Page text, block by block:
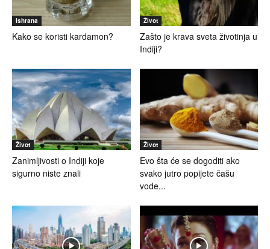
Ishrana
Kako se koristi kardamon?
Život
Zašto je krava sveta životinja u
Indiji?
Život
Zanimljivosti o Indiji koje
sigurno niste znali
Život
Evo šta će se dogoditi ako
svako jutro popijete čašu
vode...